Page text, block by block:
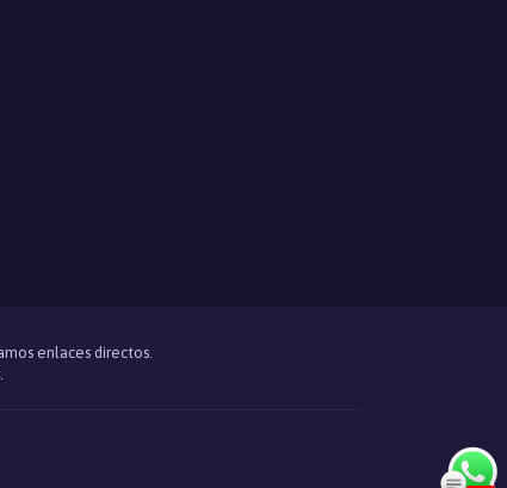
enlaces directos.